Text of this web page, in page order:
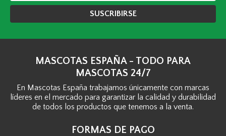
SUSCRIBIRSE
MASCOTAS ESPAÑA - TODO PARA
MASCOTAS 24/7
En Mascotas España trabajamos únicamente con marcas
líderes en el mercado para garantizar la calidad y durabilidad
de todos los productos que tenemos a la venta.
FORMAS DE PAGO